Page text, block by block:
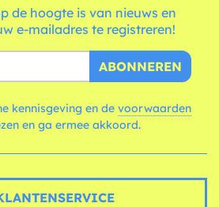
de hoogte is van nieuws en
e-mailadres te registreren!
ABONNEREN
kennisgeving en de voorwaarden
en ga ermee akkoord.